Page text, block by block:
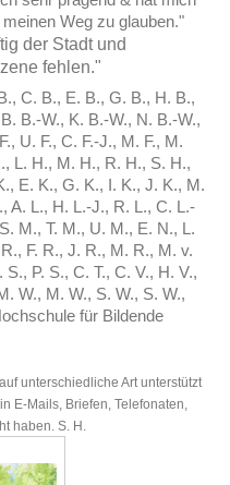
Weg zu glauben."
der Stadt und
fehlen."
C. B., E. B., G. B., H. B.,
B. B.-W., K. B.-W., N. B.-W.,
U. F., C. F.-J., M. F., M.
L. H., M. H., R. H., S. H.,
E. K., G. K., I. K., J. K., M.
A. L., H. L.-J., R. L., C. L.-
M., T. M., U. M., E. N., L.
F. R., J. R., M. R., M. v.
P. S., C. T., C. V., H. V.,
W., M. W., S. W., S. W.,
für Bildende
unterschiedliche Art unterstützt
E-Mails, Briefen, Telefonaten,
haben. S. H.